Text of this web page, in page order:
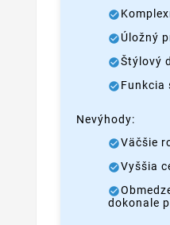
Úložný
Štýlový
Funkcia
Nevýhody:
Väčšie
Vyššia
dokonale